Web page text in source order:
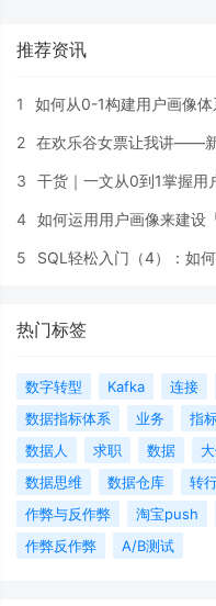
推荐资讯
1 如何从0-1构建用户画像体
2 在欢乐谷女票让我讲——
3 干货｜一文从0到1掌握用
4 如何运用用户画像来建设
5 SQL轻松入门（4）：如
热门标签
数字转型 Kafka 连接
数据指标体系
业务 指
数据人
求职 数据
数据思维
数据仓库 转
作弊与反作弊
淘宝push
作弊反作弊
A/B测试